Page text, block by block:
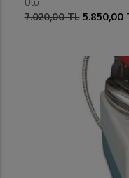
7.020,00 TL 5.850,00